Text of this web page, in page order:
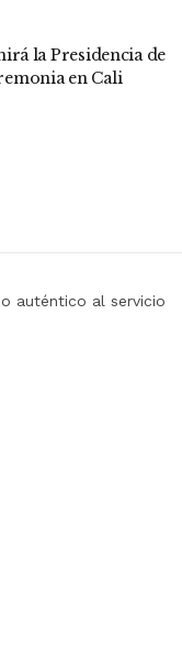
la Presidencia de
en Cali
auténtico al servicio